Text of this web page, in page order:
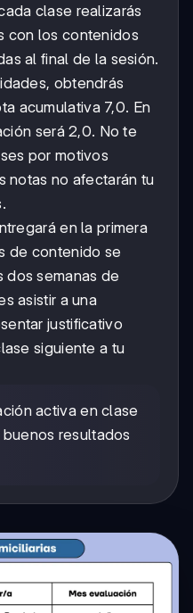
clase realizarás
con los contenidos
al final de la sesión.
obtendrás
acumulativa 7,0. En
será 2,0. No te
por motivos
notas no afectarán tu
en la primera
de contenido se
dos semanas de
asistir a una
justificativo
siguiente a tu
activa en clase
resultados